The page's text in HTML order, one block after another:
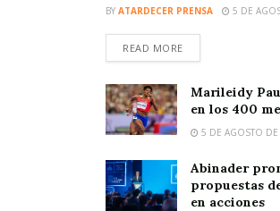
BY ATARDECER PRENSA 5 DE
READ MORE
Marileidy
en los 400
5 DE AGOSTO
Abinader
propuestas
en acciones